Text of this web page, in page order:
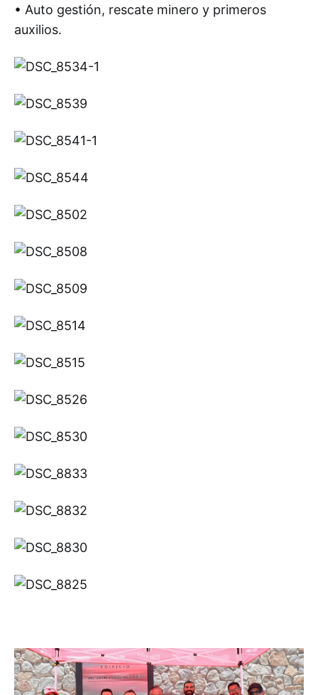
• Auto gestión, rescate minero y primeros
auxilios.